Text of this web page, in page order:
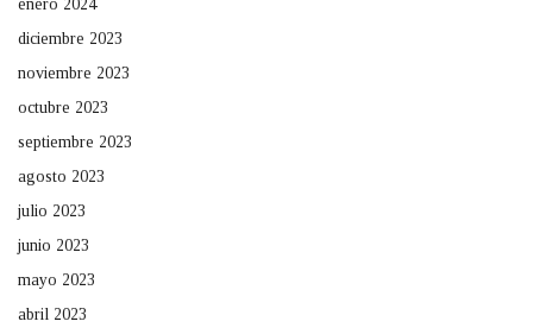
enero 2024
diciembre 2023
noviembre 2023
octubre 2023
septiembre 2023
agosto 2023
julio 2023
junio 2023
mayo 2023
abril 2023